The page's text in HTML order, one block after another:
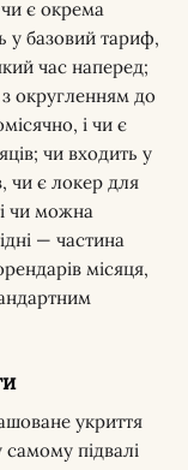
чи є окрема
у базовий тариф,
час наперед;
округленням до
і чи є
чи входить у
чи є локер для
і чи можна
— частина
місяця,
укриття
підвалі